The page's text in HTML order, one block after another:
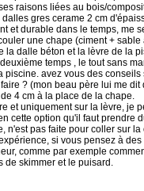
raisons liées au bois/
gres cerame 2 cm
et durable dans le temps, me
une chape (ciment + sable
la dalle béton et la lèvre de la
temps , le tout sans
piscine. avez vous des conseils
? (mon beau père lui me dit
4 cm à la place de la chape.
et uniquement sur la lèvre, je
cette option qu'il faut prendre
n'est pas faite pour coller sur la
si vous pensez à
comme par exemple
de skimmer et le puisard.